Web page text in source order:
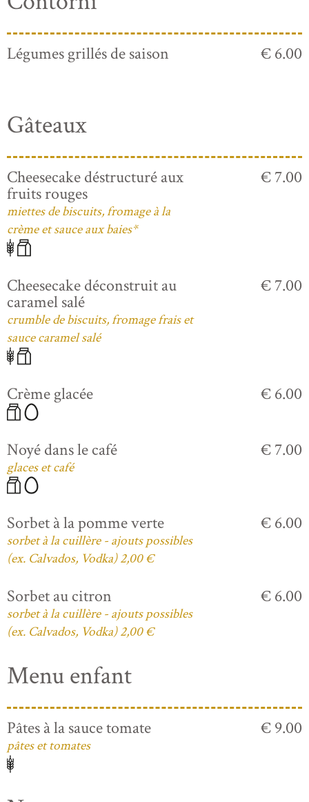
Légumes grillés de saison € 6.00
Gâteaux
Cheesecake déstructuré aux
fruits rouges
miettes de biscuits, fromage à la
crème et sauce aux baies*
€ 7.00
Cheesecake déconstruit au
caramel salé
crumble de biscuits, fromage frais et
sauce caramel salé
€ 7.00
Crème glacée € 6.00
Noyé dans le café
glaces et café
€ 7.00
Sorbet à la pomme verte
sorbet à la cuillère - ajouts possibles
(ex. Calvados, Vodka) 2,00 €
€ 6.00
Sorbet au citron
sorbet à la cuillère - ajouts possibles
(ex. Calvados, Vodka) 2,00 €
€ 6.00
Menu enfant
Pâtes à la sauce tomate
pâtes et tomates
€ 9.00